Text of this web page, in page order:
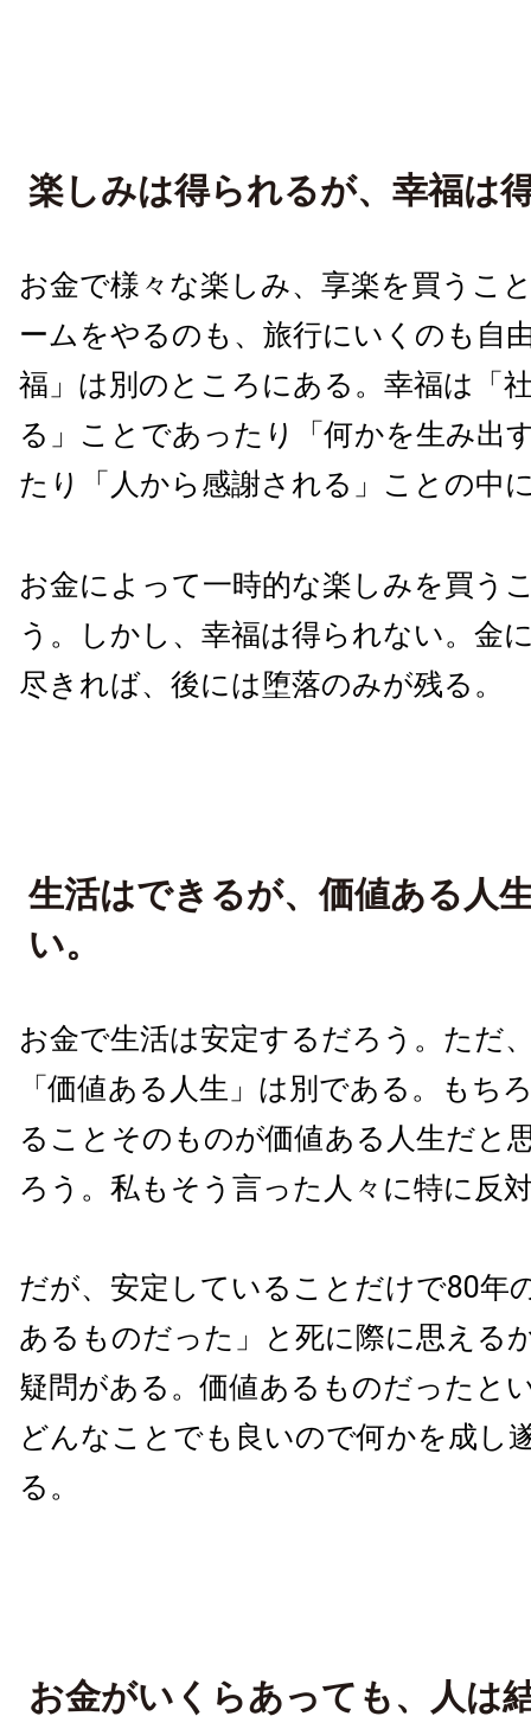
楽しみは得られるが、幸福は
お金で様々な楽しみ、享楽を買うこ
ームをやるのも、旅行にいくのも自
福」は別のところにある。幸福は「
る」ことであったり「何かを生み出
たり「人から感謝される」ことの中
お金によって一時的な楽しみを買う
う。しかし、幸福は得られない。金
尽きれば、後には堕落のみが残る。
生活はできるが、価値ある人
い。
お金で生活は安定するだろう。ただ
「価値ある人生」は別である。もち
ることそのものが価値ある人生だと
ろう。私もそう言った人々に特に反
だが、安定していることだけで80年
あるものだった」と死に際に思える
疑問がある。価値あるものだったと
どんなことでも良いので何かを成し
る。
お金がいくらあっても、人は